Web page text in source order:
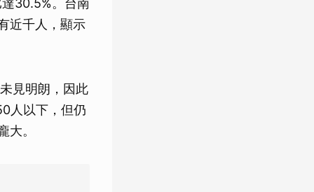
30.5%。台南
近千人，顯示
見明朗，因此
人以下，但仍
。